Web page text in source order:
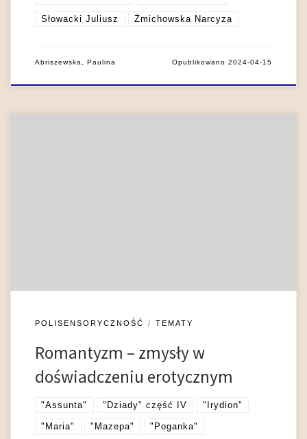
Słowacki Juliusz Żmichowska Narcyza
Abriszewska, Paulina Opublikowano2024-04-15
POLISENSORYCZNOŚĆ TEMATY
Romantyzm – zmysły w
doświadczeniu erotycznym
"Assunta" "Dziady" część IV "Irydion"
"Maria" "Mazepa" "Poganka"